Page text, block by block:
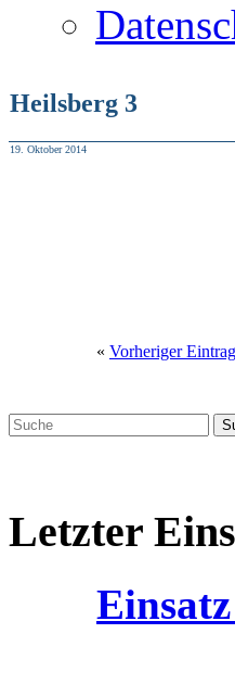
Heilsberg 3
19. Oktober 2014
« Vorheriger Eintrag
Letzter